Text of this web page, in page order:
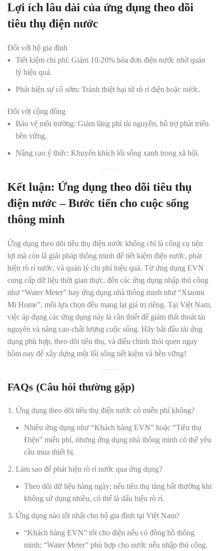
Lợi ích lâu dài của ứng dụng theo dõi
tiêu thụ điện nước
Đối với hộ gia đình
Tiết kiệm chi phí: Giảm 10-20% hóa đơn điện nước nhờ quản
lý hiệu quả.
Phát hiện sự cố sớm: Tránh thiệt hại từ rò rỉ điện hoặc nước.
Đối với cộng đồng
Bảo vệ môi trường: Giảm lãng phí tài nguyên, hỗ trợ phát triển
bền vững.
Nâng cao ý thức: Khuyến khích lối sống xanh trong xã hội.
Kết luận: Ứng dụng theo dõi tiêu thụ
điện nước – Bước tiến cho cuộc sống
thông minh
Ứng dụng theo dõi tiêu thụ điện nước không chỉ là công cụ tiện
lợi mà còn là giải pháp thông minh để tiết kiệm điện nước, phát
hiện rò rỉ nước, và quản lý chi phí hiệu quả. Từ ứng dụng EVN
cung cấp dữ liệu thời gian thực, đến các ứng dụng nhập thủ công
như “Water Meter” hay ứng dụng nhà thông minh như “Xiaomi
Mi Home”, mỗi lựa chọn đều mang lại giá trị riêng. Tại Việt Nam,
việc áp dụng các ứng dụng này là cần thiết để giảm thất thoát tài
nguyên và nâng cao chất lượng cuộc sống. Hãy bắt đầu tải ứng
dụng phù hợp, theo dõi tiêu thụ, và điều chỉnh thói quen ngay
hôm nay để xây dựng một lối sống tiết kiệm và bền vững!
FAQs (Câu hỏi thường gặp)
Ứng dụng theo dõi tiêu thụ điện nước có miễn phí không?
Nhiều ứng dụng như “Khách hàng EVN” hoặc “Tiêu thụ
Điện” miễn phí, nhưng ứng dụng nhà thông minh có thể yêu
cầu mua thiết bị.
Làm sao để phát hiện rò rỉ nước qua ứng dụng?
Theo dõi dữ liệu hàng ngày; nếu tiêu thụ tăng bất thường khi
không sử dụng nhiều, có thể là dấu hiệu rò rỉ.
Ứng dụng nào tốt nhất cho hộ gia đình tại Việt Nam?
“Khách hàng EVN” tốt cho điện nếu có đồng hồ thông
minh; “Water Meter” phù hợp cho nước nếu nhập thủ công.